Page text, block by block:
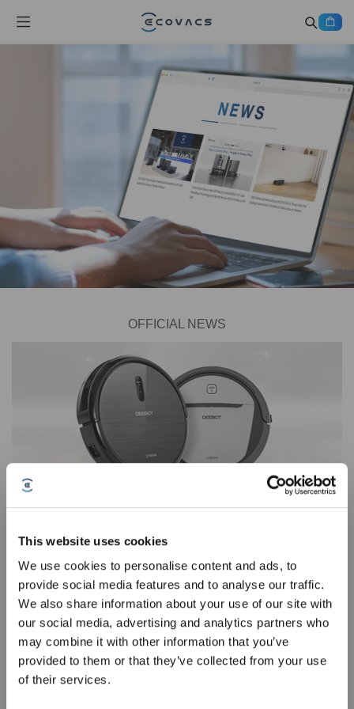
This website uses cookies
We use cookies to personalise content and ads, to
provide social media features and to analyse our traffic.
We also share information about your use of our site with
our social media, advertising and analytics partners who
may combine it with other information that you’ve
provided to them or that they’ve collected from your use
of their services.
OFFICIAL NEWS
Jetzt anmelden&3% sparen!